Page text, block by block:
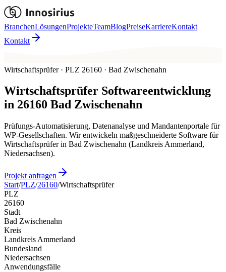
BranchenLösungenProjekteTeamBlogPreiseKarriereKontakt
Kontakt
Wirtschaftsprüfer · PLZ 26160 · Bad Zwischenahn
Wirtschaftsprüfer Softwareentwicklung
in 26160 Bad Zwischenahn
Prüfungs-Automatisierung, Datenanalyse und Mandantenportale für
WP-Gesellschaften. Wir entwickeln maßgeschneiderte Software für
Wirtschaftsprüfer in Bad Zwischenahn (Landkreis Ammerland,
Niedersachsen).
Projekt anfragen
Start/PLZ/26160/Wirtschaftsprüfer
PLZ
26160
Stadt
Bad Zwischenahn
Kreis
Landkreis Ammerland
Bundesland
Niedersachsen
Anwendungsfälle